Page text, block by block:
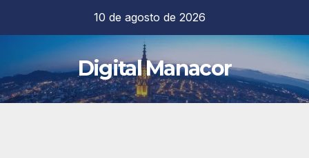
contenido
10 de agosto de 2026
Digital Manacor